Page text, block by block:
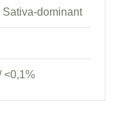
Sativa-dominant
<0,1%